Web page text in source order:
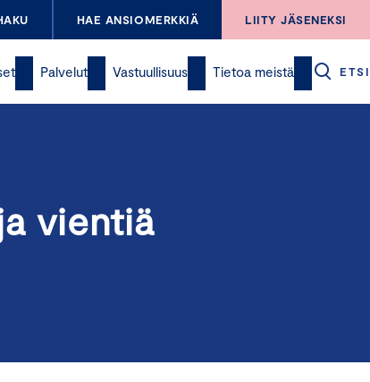
HAE ANSIOMERKKIÄ LIITY JÄSENEKSI
Palvelut Vastuullisuus Tietoa meistä ETSI
vientiä